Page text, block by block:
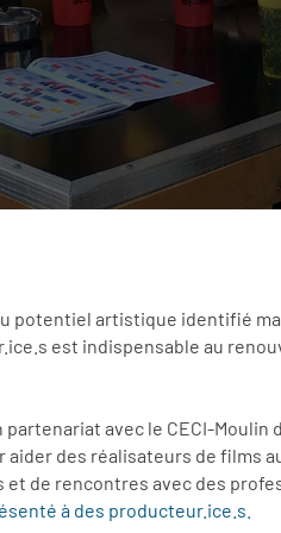
potentiel artistique identifié
est indispensable au
avec le CECI-Moulin
aider des réalisateurs de
de rencontres avec des
à des producteur.ice.s.